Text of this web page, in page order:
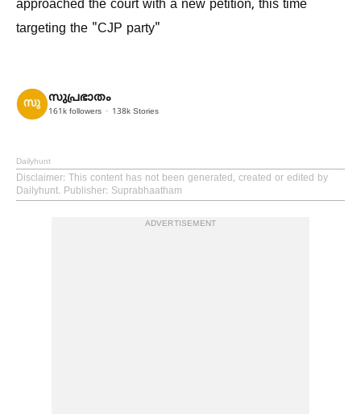
approached the court with a new petition, this time
targeting the "CJP party"
സുപ്രഭാതം
161k followers 138k Stories
Dailyhunt
Disclaimer: This content has not been generated, created or edited by
Dailyhunt. Publisher: Suprabhaatham
ADVERTISEMENT